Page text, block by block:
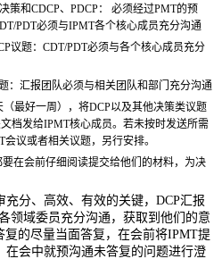
决策和CDCP、PDCP： 必须经过PMT的预
PDT必须与IPMT各个核心成员充分沟通
议题：CDT/PDT必须与各个核心成员充分
：汇报团队必须与相关团队和部门充分沟通
最好一周），将DCP以及其他决策类议题
档发给IPMT核心成员。若未按时发送所需
议或者相关议题，另行安排。
在会前仔细阅读提交给他们的材料，为决
分、高效、有效的关键，DCP汇报
领域委员充分沟通，获取到他们的意
复的尽量当面答复，在会前将IPMT提
在会中就预沟通未答复的问题进行澄